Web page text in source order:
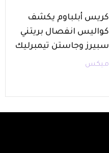
كريس أبلباوم يكشف
كواليس انفصال بريتني
سبيرز وجاستن تيمبرليك
ميكس